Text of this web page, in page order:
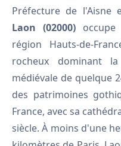
Préfecture de l'Aisne
Laon (02000)
région Hauts-de-
rocheux dominant
médiévale de quelque
des patrimoines
France, avec sa
siècle. À moins d'une